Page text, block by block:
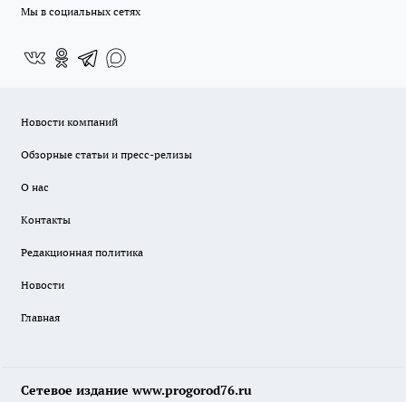
Мы в социальных сетях
Новости компаний
Обзорные статьи и пресс-релизы
О нас
Контакты
Редакционная политика
Новости
Главная
Сетевое издание www.progorod76.ru